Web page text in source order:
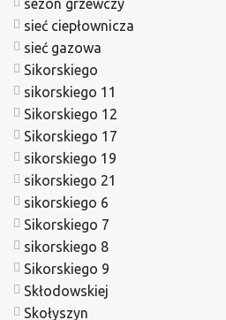
sezon grzewczy
sieć ciepłownicza
sieć gazowa
Sikorskiego
sikorskiego 11
Sikorskiego 12
Sikorskiego 17
sikorskiego 19
sikorskiego 21
sikorskiego 6
Sikorskiego 7
sikorskiego 8
Sikorskiego 9
Skłodowskiej
Skołyszyn